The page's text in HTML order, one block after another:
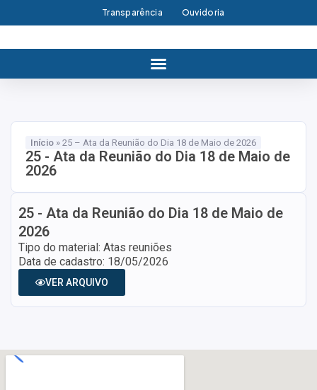
Transparência Ouvidoria
Início » 25 – Ata da Reunião do Dia 18 de Maio de 2026
25 - Ata da Reunião do Dia 18 de Maio de
2026
25 - Ata da Reunião do Dia 18 de Maio de
2026
Tipo do material: Atas reuniões
Data de cadastro: 18/05/2026
VER ARQUIVO